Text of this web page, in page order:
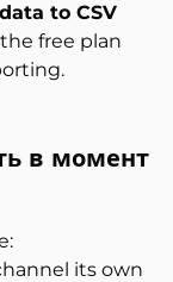
to CSV
free plan
в момент
its own